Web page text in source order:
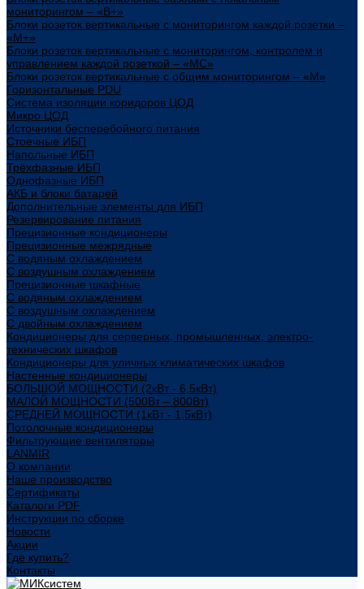
мониторингом – «В+»
Блоки розеток вертикальные с мониторингом каждой розетки –
«М+»
Блоки розеток вертикальные с мониторингом, контролем и
управлением каждой розеткой – «МС»
Блоки розеток вертикальные с общим мониторингом – «М»
Горизонтальные PDU
Система изоляции коридоров ЦОД
Микро ЦОД
Источники бесперебойного питания
Стоечные ИБП
Напольные ИБП
Трёхфазные ИБП
Однофазные ИБП
АКБ и блоки батарей
Дополнительные элементы для ИБП
Резервирование питания
Прецизионные кондиционеры
Прецизионные межрядные
С водяным охлаждением
С воздушным охлаждением
Прецизионные шкафные
С водяным охлаждением
С воздушным охлаждением
С двойным охлаждением
Кондиционеры для серверных, промышленных, электро-
технических шкафов
Кондиционеры для уличных климатических шкафов
Настенные кондиционеры
БОЛЬШОЙ МОЩНОСТИ (2кВт - 6,5кВт)
МАЛОЙ МОЩНОСТИ (500Вт – 800Вт)
СРЕДНЕЙ МОЩНОСТИ (1кВт - 1,5кВт)
Потолочные кондиционеры
Фильтрующие вентиляторы
LANMIR
О компании
Наше производство
Сертификаты
Каталоги PDF
Инструкции по сборке
Новости
Акции
Где купить?
Контакты